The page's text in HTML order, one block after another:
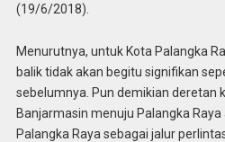
(19/6/2018).
Menurutnya, untuk Kota Palangka
balik tidak akan begitu signifikan
sebelumnya. Pun demikian deretan
Banjarmasin menuju Palangka
Palangka Raya sebagai jalur